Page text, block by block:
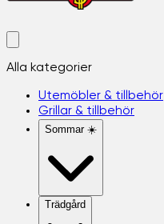
Alla kategorier
Utemöbler & tillbehör
Grillar & tillbehör
Sommar ☀️
Trädgård